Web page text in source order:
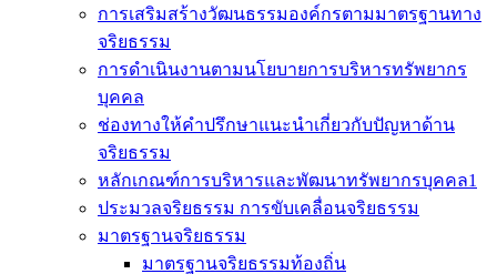
การเสริมสร้างวัฒนธรรมองค์กรตามมาตรฐานทาง
จริยธรรม
การดำเนินงานตามนโยบายการบริหารทรัพยากร
บุคคล
ช่องทางให้คำปรึกษาแนะนำเกี่ยวกับปัญหาด้าน
จริยธรรม
หลักเกณฑ์การบริหารและพัฒนาทรัพยากรบุคคล1
ประมวลจริยธรรม การขับเคลื่อนจริยธรรม
มาตรฐานจริยธรรม
มาตรฐานจริยธรรมท้องถิ่น